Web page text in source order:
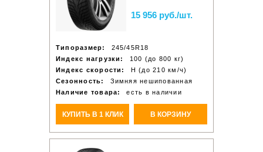
15 956 руб./шт.
Типоразмер:
245/45R18
Индекс нагрузки:
100 (до 800 кг)
Индекс скорости:
H (до 210 км/ч)
Сезонность:
Зимняя нешипованная
Наличие товара:
есть в наличии
КУПИТЬ В 1 КЛИК В КОРЗИНУ